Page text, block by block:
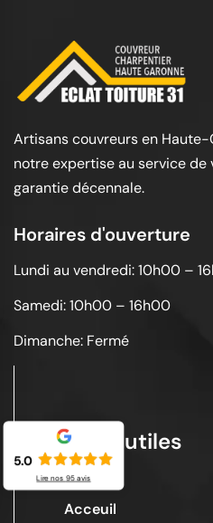
Artisans couvreurs en Haute-
notre expertise au service
garantie décennale.
Horaires d'ouverture
Lundi au vendredi: 10h00 –
Samedi: 10h00 – 16h00
Dimanche: Fermé
Liens utiles
Acceuil
5.0
Lire nos 95avis